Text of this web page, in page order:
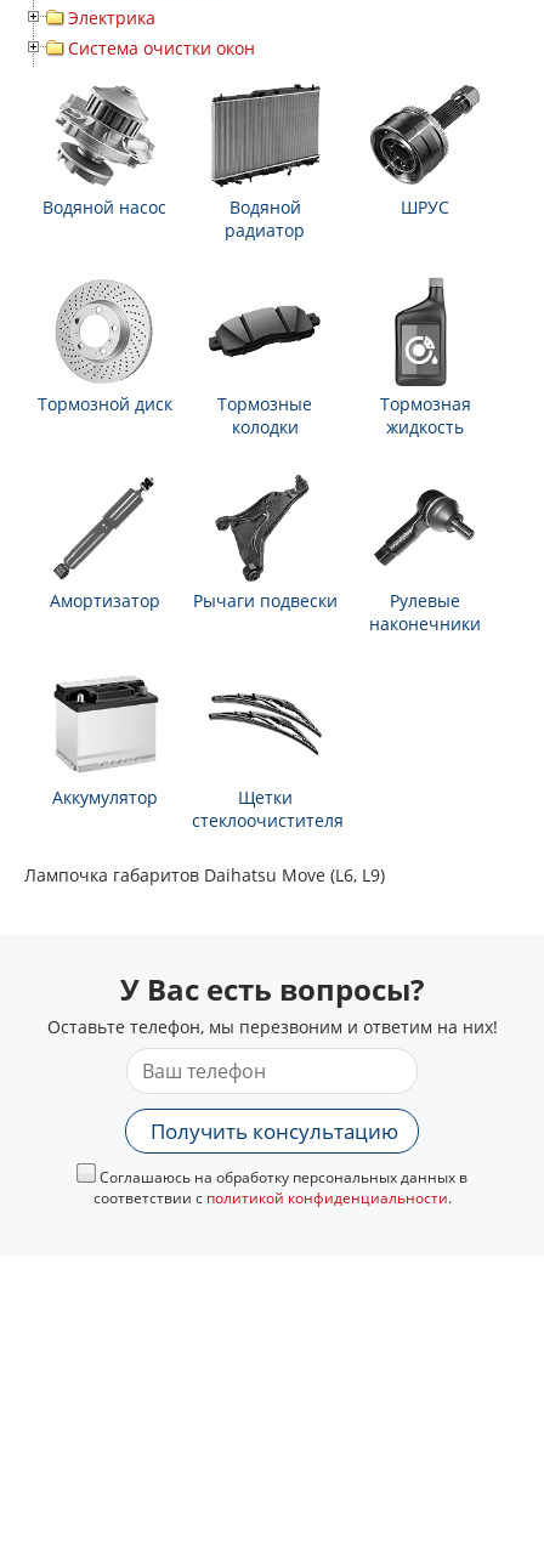
Электрика
Система очистки окон
Водяной насос
Водяной
радиатор
ШРУС
Тормозной диск
Тормозные
колодки
Тормозная
жидкость
Амортизатор Рычаги подвески
Рулевые
наконечники
Аккумулятор
Щетки
стеклоочистителя
Лампочка габаритов Daihatsu Move (L6, L9)
У Вас есть вопросы?
Оставьте телефон, мы перезвоним и ответим на них!
Получить консультацию
Соглашаюсь на обработку персональных данных в
соответствии с политикой конфиденциальности.